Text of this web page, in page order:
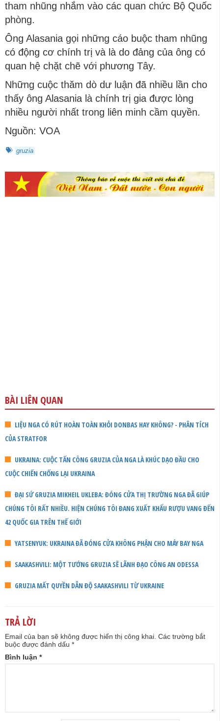
tham nhũng nhắm vào các quan chức Bộ Quốc
phòng.
Ông Alasania gọi những cáo buộc tham nhũng
có động cơ chính trị và là do đảng của ông có
quan hệ chặt chẽ với phương Tây.
Những cuộc thăm dò dư luận đã nhiều lần cho
thấy ông Alasania là chính trị gia được lòng
nhiều người nhất trong liên minh cầm quyền.
Nguồn: VOA
gruzia
BÀI LIÊN QUAN
LIỆU NGA CÓ RÚT HOÀN TOÀN KHỎI DONBAS HAY KHÔNG? - PHÂN TÍCH
CỦA STRATFOR
UKRAINA: CUỘC TẤN CÔNG GRUZIA CỦA NGA LÀ KHÚC DẠO ĐẦU CHO
CUỘC CHIẾN CHỐNG LẠI UKRAINA
ĐẠI SỨ GRUZIA MIKHEIL UKLEBA: ĐÓNG CỬA THỊ TRƯỜNG NGA ĐÃ GIÚP
CHÚNG TÔI RẤT NHIỀU. HIỆN CHÚNG TÔI ĐANG XUẤT KHẨU RƯỢU VANG ĐẾN
42 QUỐC GIA TRÊN THẾ GIỚI
YATSENYUK: UKRAINA ĐÃ ĐÓNG CỬA KHÔNG PHẬN CHO MÁY BAY NGA
SAAKASHVILI: MỘT TƯỚNG GRUZIA SẼ LÃNH ĐẠO CÔNG AN ODESSA
GRUZIA MẤT QUYỀN DẪN ĐỘ SAAKASHVILI TỪ UKRAINE
TRẢ LỜI
Email của bạn sẽ không được hiển thị công khai. Các trường bắt
buộc được đánh dấu *
Bình luận *